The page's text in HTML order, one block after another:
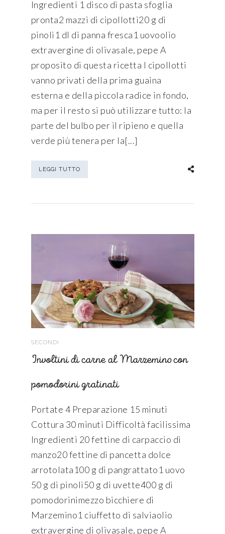
Ingredienti 1 disco di pasta sfoglia
pronta2 mazzi di cipollotti20 g di
pinoli1 dl di panna fresca1 uovoolio
extravergine di olivasale, pepe A
proposito di questa ricetta I cipollotti
vanno privati della prima guaina
esterna e della piccola radice in fondo,
ma per il resto si può utilizzare tutto: la
parte del bulbo per il ripieno e quella
verde più tenera per la[...]
LEGGI TUTTO
SECONDI
Involtini di carne al Marzemino con
pomodorini gratinati
Portate 4 Preparazione 15 minuti
Cottura 30 minuti Difficoltà facilissima
Ingredienti 20 fettine di carpaccio di
manzo20 fettine di pancetta dolce
arrotolata100 g di pangrattato1 uovo
50 g di pinoli50 g di uvette400 g di
pomodorinimezzo bicchiere di
Marzemino1 ciuffetto di salviaolio
extravergine di olivasale, pepe A